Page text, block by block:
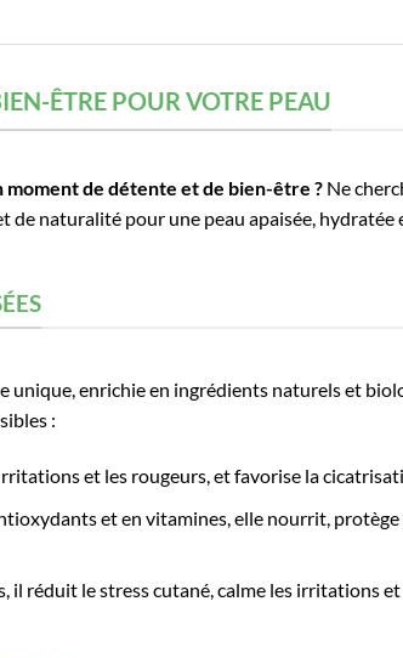
ÊTRE POUR VOTRE PEAU
de détente et de bien-être ? Ne
de naturalité pour une peau apaisée, hydratée
unique, enrichie en ingrédients naturels et
:
et les rougeurs, et favorise la
et en vitamines, elle nourrit,
réduit le stress cutané, calme les irritations et